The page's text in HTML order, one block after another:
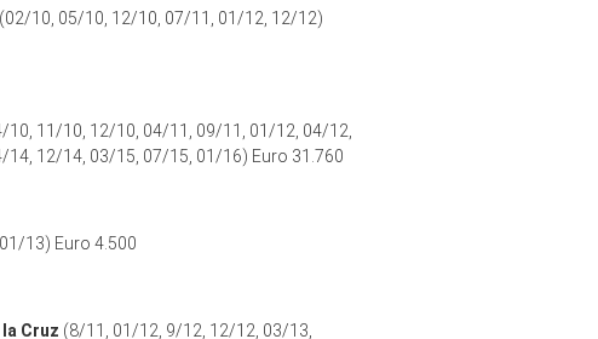
(02/10, 05/10, 12/10, 07/11, 01/12, 12/12)
10, 11/10, 12/10, 04/11, 09/11, 01/12, 04/12,
12/14, 03/15, 07/15, 01/16) Euro 31.760
13) Euro 4.500
Cruz (8/11, 01/12, 9/12, 12/12, 03/13,